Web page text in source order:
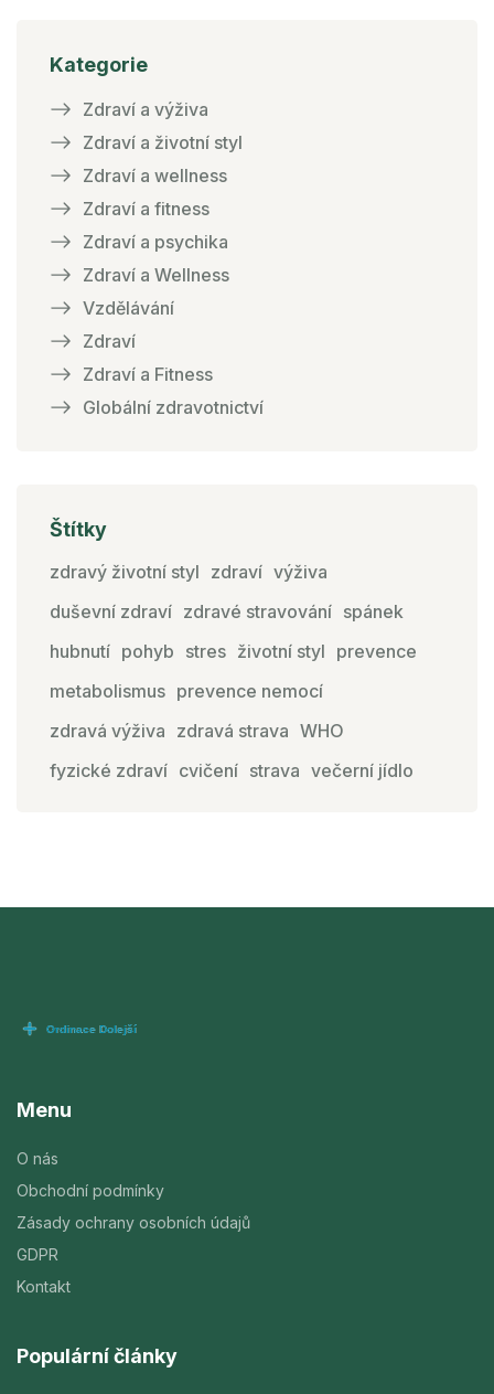
Kategorie
Zdraví a výživa
Zdraví a životní styl
Zdraví a wellness
Zdraví a fitness
Zdraví a psychika
Zdraví a Wellness
Vzdělávání
Zdraví
Zdraví a Fitness
Globální zdravotnictví
Štítky
zdravý životní styl zdraví výživa
duševní zdraví zdravé stravování spánek
hubnutí pohyb stres životní styl prevence
metabolismus prevence nemocí
zdravá výživa zdravá strava WHO
fyzické zdraví cvičení strava večerní jídlo
Menu
O nás
Obchodní podmínky
Zásady ochrany osobních údajů
GDPR
Kontakt
Populární články